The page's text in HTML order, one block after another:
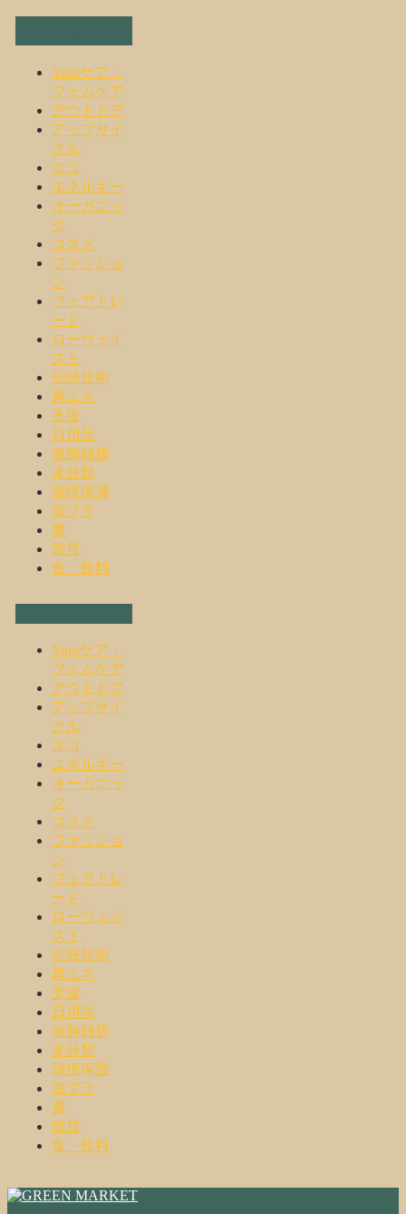
Yourケア・
フェムケア
アウトドア
アップサイ
クル
エコ
エネルギー
オーガニッ
ク
コスメ
ファッショ
ン
フェアトレ
ード
ローウェイ
スト
伝統技術
再エネ
支援
日用品
服飾雑貨
未分類
環境保護
脱プラ
農
雑貨
食・飲料
Yourケア・
フェムケア
アウトドア
アップサイ
クル
エコ
エネルギー
オーガニッ
ク
コスメ
ファッショ
ン
フェアトレ
ード
ローウェイ
スト
伝統技術
再エネ
支援
日用品
服飾雑貨
未分類
環境保護
脱プラ
農
雑貨
食・飲料